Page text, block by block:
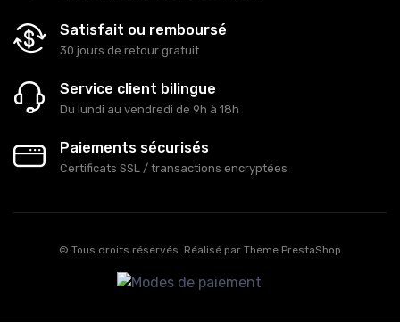
Satisfait ou remboursé
30 jours de retour gratuit
Service client bilingue
Du lundi au vendredi de 9h à 18h
Paiements sécurisés
Certificats SSL / transactions encryptées
© Tous droits réservés. Réalisé par Theme PrestaShop